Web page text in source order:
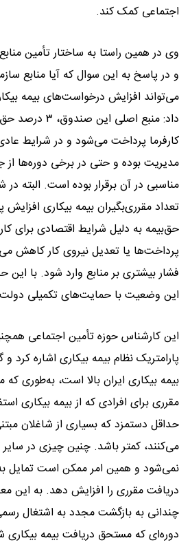
اجتماعی کمک کند.
وی در همین راستا به ساختار تأمین
و در پاسخ به این سوال که آیا منابع
می‌تواند افزایش درخواست‌های بیمه
داد: منبع اصلی
کارفرما پرداخت می‌شود و در شرایط
مدیریت بوده و حتی در برخی دوره‌ها از
مناسبی در آن برقرار بوده است. البته
تعداد مقرری‌بگیران بیمه بیکاری
حق‌بیمه به دلیل شرایط اقتصادی برای
پرداخت‌ها یا تعدیل نیروی کار کاهش
فشار بیشتری بر منابع وارد شود. با این
این وضعیت با حمایت‌های تکمیلی
این کارشناس حوزه تأمین اجتماعی
پارامتریک نظام بیمه بیکاری اشاره کرد
بیمه بیکاری ایران بالا است، به‌طوری که
مقرری برای افرادی که از بیمه بیکاری
حداقل دستمزد که بسیاری از شاغلان
می‌کنند، کمتر باشد. چنین چیزی در
نمی‌شود و همین امر ممکن است تمایل
دریافت مقرری را افزایش دهد. به این
چندانی به بازگشت مجدد به اشتغال
دوره‌ای که مستحق دریافت بیمه بیکاری